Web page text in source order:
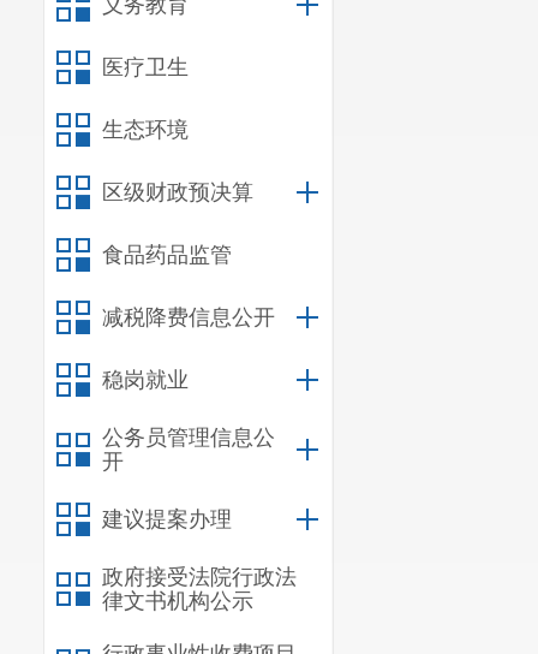
义务教育
医疗卫生
生态环境
区级财政预决算
食品药品监管
减税降费信息公开
稳岗就业
公务员管理信息公
开
建议提案办理
政府接受法院行政法
律文书机构公示